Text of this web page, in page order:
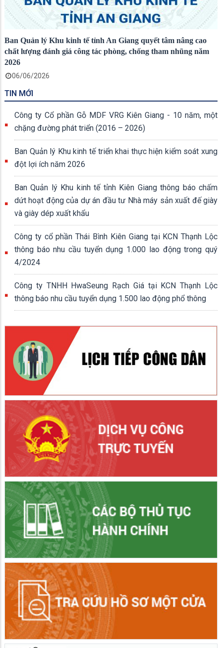
Ban Quản lý Khu kinh tế tỉnh An Giang quyết tâm nâng cao
chất lượng đánh giá công tác phòng, chống tham nhũng năm
2026
06/06/2026
TIN MỚI
Công ty Cổ phần Gỗ MDF VRG Kiên Giang - 10 năm, một
chặng đường phát triển (2016 – 2026)
Ban Quản lý Khu kinh tế triển khai thực hiện kiểm soát xung
đột lợi ích năm 2026
Ban Quản lý Khu kinh tế tỉnh Kiên Giang thông báo chấm
dứt hoạt động của dự án đầu tư Nhà máy sản xuất đế giày
và giày dép xuất khẩu
Công ty cổ phần Thái Bình Kiên Giang tại KCN Thạnh Lộc
thông báo nhu cầu tuyển dụng 1.000 lao động trong quý
4/2024
Công ty TNHH HwaSeung Rạch Giá tại KCN Thạnh Lộc
thông báo nhu cầu tuyển dụng 1.500 lao động phổ thông